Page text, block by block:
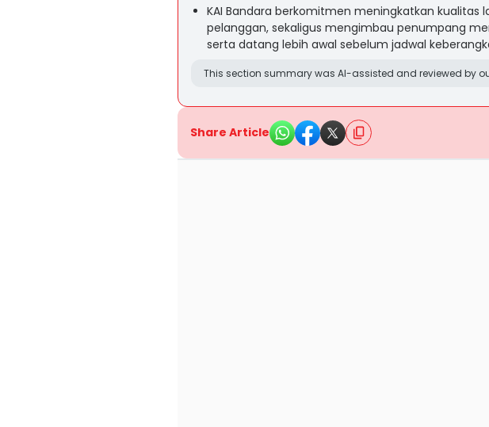
KAI Bandara berkomitmen meningkatkan kualitas
pelanggan, sekaligus mengimbau penumpang
serta datang lebih awal sebelum jadwal
This section summary was AI-assisted and reviewed by
Share Article